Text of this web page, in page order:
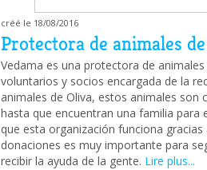
créé le 18/08/2016
Protectora de animales
Vedama es una protectora de
voluntarios y socios encargada de la
animales de Oliva, estos animales son
hasta que encuentran una familia para
que esta organización funciona
donaciones es muy importante para
recibir la ayuda de la gente. Lire plus...